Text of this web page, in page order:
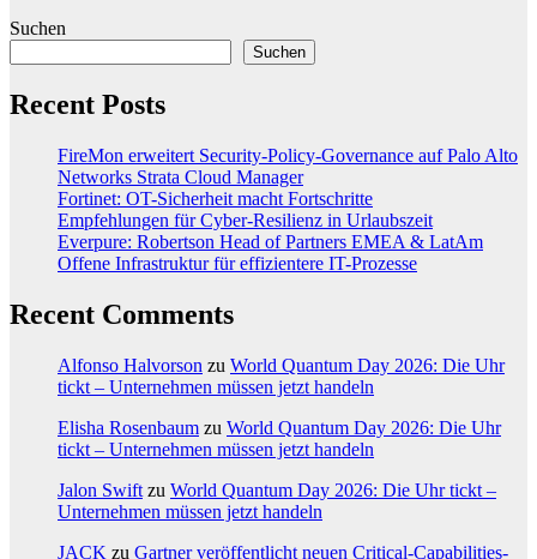
Suchen
Suchen
Recent Posts
FireMon erweitert Security-Policy-Governance auf Palo Alto
Networks Strata Cloud Manager
Fortinet: OT-Sicherheit macht Fortschritte
Empfehlungen für Cyber-Resilienz in Urlaubszeit
Everpure: Robertson Head of Partners EMEA & LatAm
Offene Infrastruktur für effizientere IT-Prozesse
Recent Comments
Alfonso Halvorson zu World Quantum Day 2026: Die Uhr
tickt – Unternehmen müssen jetzt handeln
Elisha Rosenbaum zu World Quantum Day 2026: Die Uhr
tickt – Unternehmen müssen jetzt handeln
Jalon Swift zu World Quantum Day 2026: Die Uhr tickt –
Unternehmen müssen jetzt handeln
JACK zu Gartner veröffentlicht neuen Critical-Capabilities-